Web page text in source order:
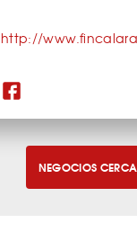
http://
NEGOCIOS